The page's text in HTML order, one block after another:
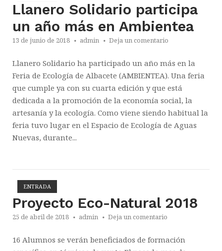
Llanero Solidario participa
un año más en Ambientea
13 de junio de 2018 admin Deja un comentario
Llanero Solidario ha participado un año más en la
Feria de Ecología de Albacete (AMBIENTEA). Una feria
que cumple ya con su cuarta edición y que está
dedicada a la promoción de la economía social, la
artesanía y la ecología. Como viene siendo habitual la
feria tuvo lugar en el Espacio de Ecología de Aguas
Nuevas, durante...
ENTRADA
Proyecto Eco-Natural 2018
25 de abril de 2018 admin Deja un comentario
16 Alumnos se verán beneficiados de formación